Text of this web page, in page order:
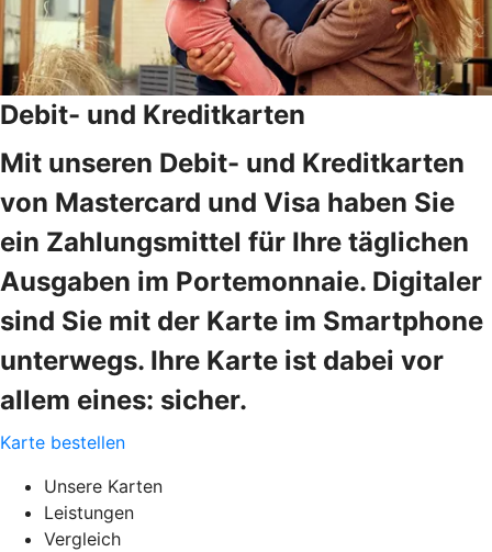
Debit- und Kreditkarten
Mit unseren Debit- und Kreditkarten
von Mastercard und Visa haben Sie
ein Zahlungsmittel für Ihre täglichen
Ausgaben im Portemonnaie. Digitaler
sind Sie mit der Karte im Smartphone
unterwegs. Ihre Karte ist dabei vor
allem eines: sicher.
Karte bestellen
Unsere Karten
Leistungen
Vergleich